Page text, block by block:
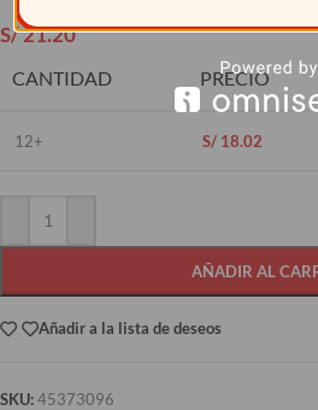
S/21.20
CANTIDAD PRECIO
12+ S/ 18.02
AÑADIR AL
Añadir a la lista de deseos
SKU:45373096